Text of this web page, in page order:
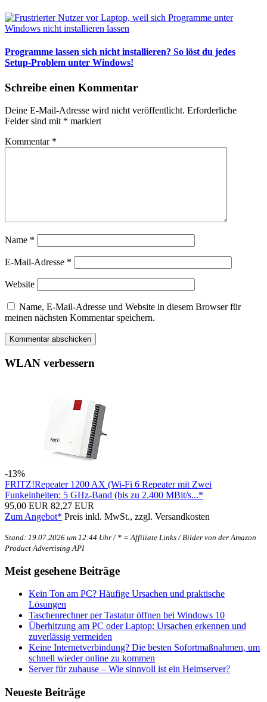
Programme lassen sich nicht installieren? So löst du jedes
Setup-Problem unter Windows!
Schreibe einen Kommentar
Deine E-Mail-Adresse wird nicht veröffentlicht. Erforderliche
Felder sind mit * markiert
Kommentar *
Name *
E-Mail-Adresse *
Website
Name, E-Mail-Adresse und Website in diesem Browser für
meinen nächsten Kommentar speichern.
WLAN verbessern
-13%
FRITZ!Repeater 1200 AX (Wi-Fi 6 Repeater mit Zwei
Funkeinheiten: 5 GHz-Band (bis zu 2.400 MBit/s...*
95,00 EUR 82,27 EUR
Zum Angebot* Preis inkl. MwSt., zzgl. Versandkosten
Stand: 19.07.2026 um 12:44 Uhr / * = Affiliate Links / Bilder von der Amazon
Product Advertising API
Meist gesehene Beiträge
Kein Ton am PC? Häufige Ursachen und praktische
Lösungen
Taschenrechner per Tastatur öffnen bei Windows 10
Überhitzung am PC oder Laptop: Ursachen erkennen und
zuverlässig vermeiden
Keine Internetverbindung? Die besten Sofortmaßnahmen, um
schnell wieder online zu kommen
Server für zuhause – Wie sinnvoll ist ein Heimserver?
Neueste Beiträge